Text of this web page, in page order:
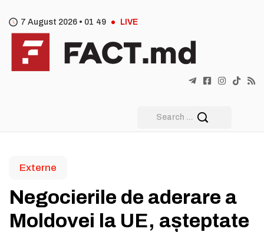
7 August 2026 • 01 49 LIVE
Externe
Negocierile de aderare a
Moldovei la UE, așteptate